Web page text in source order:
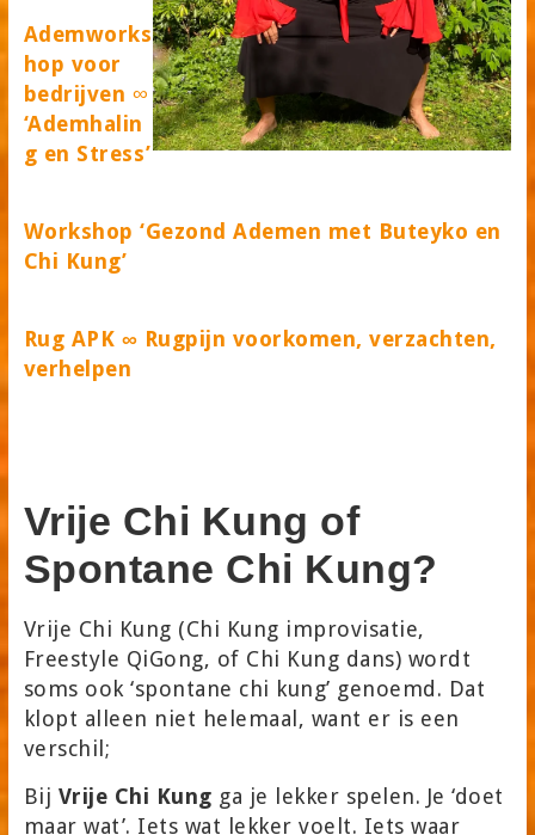
Ademworks
hop voor
bedrijven ∞
‘Ademhalin
g en Stress’
Workshop ‘Gezond Ademen met Buteyko en
Chi Kung’
Rug APK ∞ Rugpijn voorkomen, verzachten,
verhelpen
Vrije Chi Kung of
Spontane Chi Kung?
Vrije Chi Kung (Chi Kung improvisatie,
Freestyle QiGong, of Chi Kung dans) wordt
soms ook ‘spontane chi kung’ genoemd. Dat
klopt alleen niet helemaal, want er is een
verschil;
Bij Vrije Chi Kung ga je lekker spelen. Je ‘doet
maar wat’. Iets wat lekker voelt. Iets waar